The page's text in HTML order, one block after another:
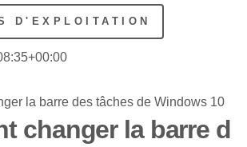
D'EXPLOITATION
changer la barre d